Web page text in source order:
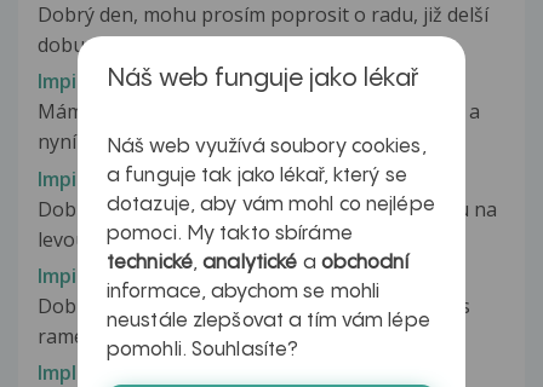
Dobrý den, mohu prosím poprosit o radu, již delší
dobu mě trápí bolest ramene,...
Impingement syndrom
Mám problém s rameny. Nejprve přeskakovalo a
nyní bolí jakoby uprostřed kloubu,...
Impingement syndrom ramene
Dobrý den, před 14 dny jsem si v důsledku pádu na
levou horní končetinu poranil...
Impingement syndrom ramenního kloubu
Dobrý den, rád bych se zeptal na můj problém s
ramenem, rukou nejdříve však...
Implanon
Náš web funguje jako lékař
Náš web využívá soubory cookies,
a funguje tak jako lékař, který se
dotazuje, aby vám mohl co nejlépe
pomoci. My takto sbíráme
technické,analytické a obchodní
informace, abychom se mohli
neustále zlepšovat a tím vám lépe
pomohli. Souhlasíte?